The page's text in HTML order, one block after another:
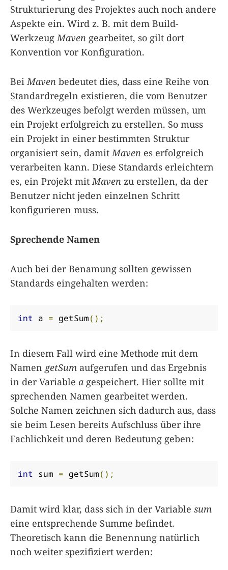
Strukturierung des Projektes auch noch andere
Aspekte ein. Wird z. B. mit dem Build-
WerkzeugMaven gearbeitet, so gilt dort
Konvention vor Konfiguration.
BeiMaven bedeutet dies, dass eine Reihe von
Standardregeln existieren, die vom Benutzer
des Werkzeuges befolgt werden müssen, um
ein Projekt erfolgreich zu erstellen. So muss
ein Projekt in einer bestimmten Struktur
organisiert sein, damitMaven es erfolgreich
verarbeiten kann. Diese Standards erleichtern
es, ein Projekt mitMaven zu erstellen, da der
Benutzer nicht jeden einzelnen Schritt
konfigurieren muss.
Sprechende Namen
Auch bei der Benamung sollten gewissen
Standards eingehalten werden:
int a = getSum();
In diesem Fall wird eine Methode mit dem
Namen getSum aufgerufen und das Ergebnis
in der Variable a gespeichert. Hier sollte mit
sprechenden Namen gearbeitet werden.
Solche Namen zeichnen sich dadurch aus, dass
sie beim Lesen bereits Aufschluss über ihre
Fachlichkeit und deren Bedeutung geben:
int sum = getSum();
Damit wird klar, dass sich in der Variable sum
eine entsprechende Summe befindet.
Theoretisch kann die Benennung natürlich
noch weiter spezifiziert werden: